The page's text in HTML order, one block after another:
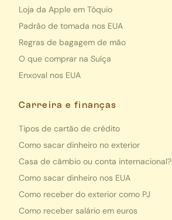
Loja da Apple em Tóquio
Padrão de tomada nos EUA
Regras de bagagem de mão
O que comprar na Suíça
Enxoval nos EUA
Carreira e finanças
Tipos de cartão de crédito
Como sacar dinheiro no exterior
Casa de câmbio ou conta internacional?
Como sacar dinheiro nos EUA
Como receber do exterior como PJ
Como receber salário em euros